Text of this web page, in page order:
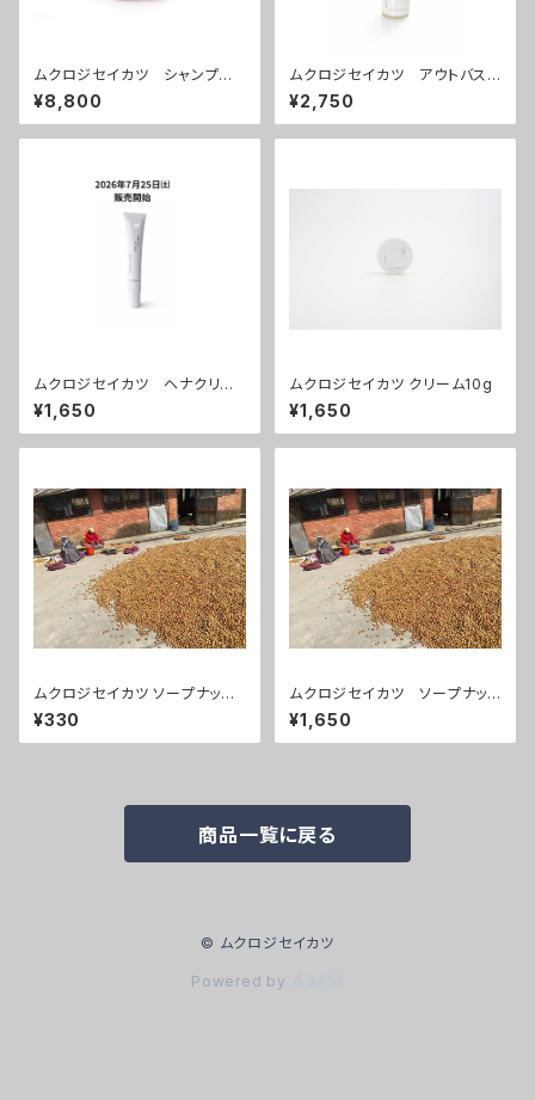
ムクロジセイカツ シャンプー
詰め替え1リットル
¥8,800
ムクロジセイカツ アウトバスト
リートメント
¥2,750
ムクロジセイカツ ヘナクリー
ムシャンプー
¥1,650
ムクロジセイカツ クリーム10g
¥1,650
ムクロジセイカツ ソープナッ
ツ 30ｇ
¥330
ムクロジセイカツ ソープナッ
ツ 200ｇ コットンバッグなし
¥1,650
商品一覧に戻る
© ムクロジセイカツ
Powered by